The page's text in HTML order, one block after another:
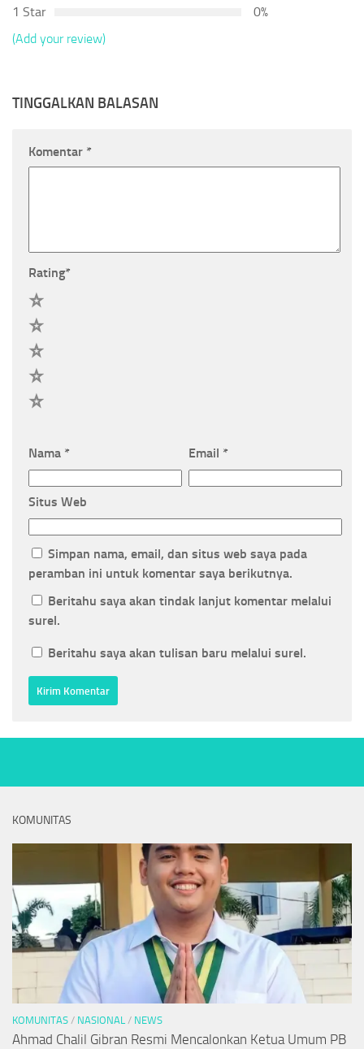
1 Star
0%
(Add your review)
TINGGALKAN BALASAN
Komentar *
Rating*
Nama * Email *
Situs Web
Simpan nama, email, dan situs web saya pada
peramban ini untuk komentar saya berikutnya.
Beritahu saya akan tindak lanjut komentar melalui
surel.
Beritahu saya akan tulisan baru melalui surel.
KOMUNITAS
KOMUNITAS / NASIONAL / NEWS
Ahmad Chalil Gibran Resmi Mencalonkan Ketua Umum PB